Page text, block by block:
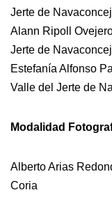
Jerte de
Alann Ripoll
Jerte de
Estefanía Alfonso
Valle del Jerte de
Modalidad
Alberto Arias
Coria